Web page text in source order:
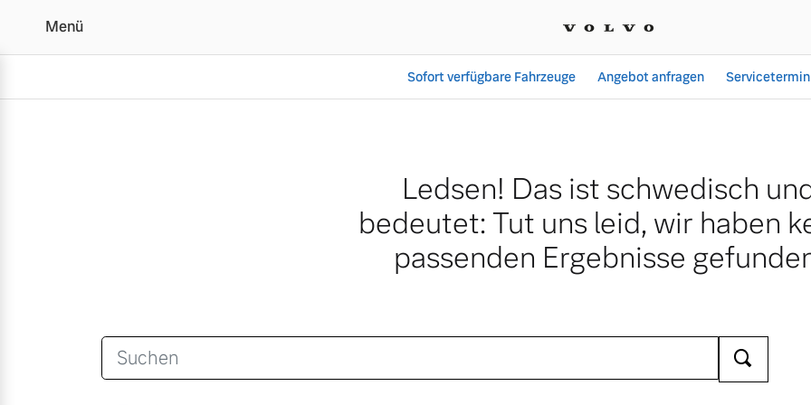
Menü
Sofort verfügbare Fahrzeuge Angebot anfragen Servicetermin
3 Modelle
Ledsen! Das ist schwedisch
bedeutet: Tut uns leid, wir haben
passenden Ergebnisse